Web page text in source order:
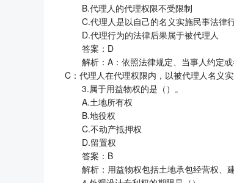
B.代理人的代理权限不受限制
C.代理人是以自己的名义实施民事法律
D.代理行为的法律后果属于被代理人
答案：D
解析：A：依照法律规定、当事人约定
C：代理人在代理权限内，以被代理人名义
3.属于用益物权的是（）。
A.土地所有权
B.地役权
C.不动产抵押权
D.留置权
答案：B
解析：用益物权包括土地承包经营权、